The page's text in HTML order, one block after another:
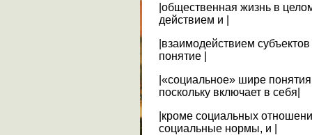
|общественная жизнь в
действием и |
|взаимодействием
понятие |
|«социальное» шире
поскольку включает в себя|
|кроме социальных
социальные нормы, и |